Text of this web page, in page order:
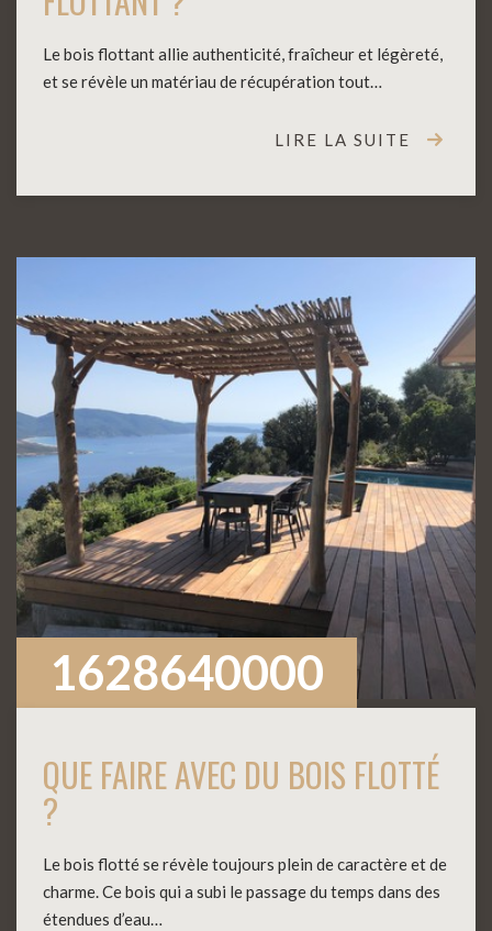
Le bois flottant allie authenticité, fraîcheur et légèreté,
et se révèle un matériau de récupération tout…
LIRE LA SUITE
1628640000
QUE FAIRE AVEC DU BOIS FLOTTÉ
?
Le bois flotté se révèle toujours plein de caractère et de
charme. Ce bois qui a subi le passage du temps dans des
étendues d’eau…